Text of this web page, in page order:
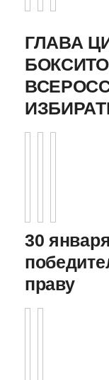
ГЛАВА
30
праву